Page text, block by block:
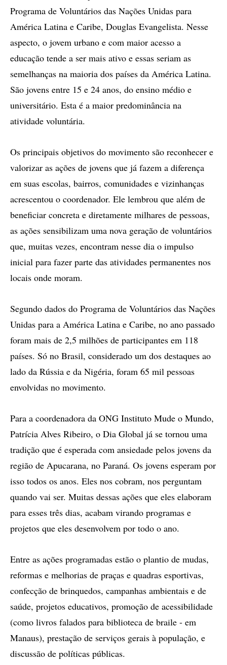
Programa de Voluntários das Nações Unidas para
América Latina e Caribe, Douglas Evangelista. Nesse
aspecto, o jovem urbano e com maior acesso a
educação tende a ser mais ativo e essas seriam as
semelhanças na maioria dos países da América Latina.
São jovens entre 15 e 24 anos, do ensino médio e
universitário. Esta é a maior predominância na
atividade voluntária.
Os principais objetivos do movimento são reconhecer e
valorizar as ações de jovens que já fazem a diferença
em suas escolas, bairros, comunidades e vizinhanças
acrescentou o coordenador. Ele lembrou que além de
beneficiar concreta e diretamente milhares de pessoas,
as ações sensibilizam uma nova geração de voluntários
que, muitas vezes, encontram nesse dia o impulso
inicial para fazer parte das atividades permanentes nos
locais onde moram.
Segundo dados do Programa de Voluntários das Nações
Unidas para a América Latina e Caribe, no ano passado
foram mais de 2,5 milhões de participantes em 118
países. Só no Brasil, considerado um dos destaques ao
lado da Rússia e da Nigéria, foram 65 mil pessoas
envolvidas no movimento.
Para a coordenadora da ONG Instituto Mude o Mundo,
Patrícia Alves Ribeiro, o Dia Global já se tornou uma
tradição que é esperada com ansiedade pelos jovens da
região de Apucarana, no Paraná. Os jovens esperam por
isso todos os anos. Eles nos cobram, nos perguntam
quando vai ser. Muitas dessas ações que eles elaboram
para esses três dias, acabam virando programas e
projetos que eles desenvolvem por todo o ano.
Entre as ações programadas estão o plantio de mudas,
reformas e melhorias de praças e quadras esportivas,
confecção de brinquedos, campanhas ambientais e de
saúde, projetos educativos, promoção de acessibilidade
(como livros falados para biblioteca de braile - em
Manaus), prestação de serviços gerais à população, e
discussão de políticas públicas.